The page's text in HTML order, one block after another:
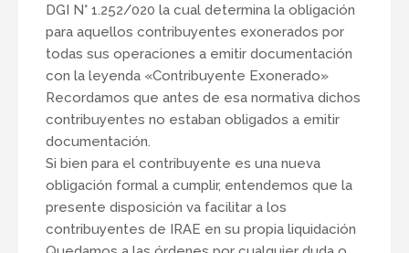
DGI N° 1.252/020 la cual determina la obligación
para aquellos contribuyentes exonerados por
todas sus operaciones a emitir documentación
con la leyenda «Contribuyente Exonerado»
Recordamos que antes de esa normativa dichos
contribuyentes no estaban obligados a emitir
documentación.
Si bien para el contribuyente es una nueva
obligación formal a cumplir, entendemos que la
presente disposición va facilitar a los
contribuyentes de IRAE en su propia liquidación